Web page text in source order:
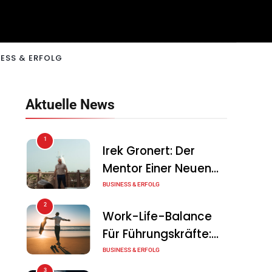
& ERFOLG
Aktuelle News
1
Irek Gronert: Der
Mentor Einer Neuen
Generation Von
BUSINESS & ERFOLG
2
Work-Life-Balance
Für Führungskräfte:
Illusion Oder Echte
BUSINESS & ERFOLG
3